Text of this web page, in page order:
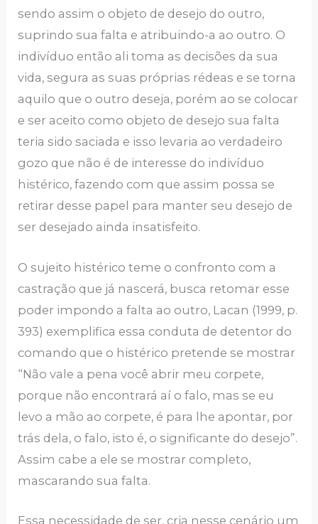
sendo assim o objeto de desejo do outro,
suprindo sua falta e atribuindo-a ao outro. O
indivíduo então ali toma as decisões da sua
vida, segura as suas próprias rédeas e se torna
aquilo que o outro deseja, porém ao se colocar
e ser aceito como objeto de desejo sua falta
teria sido saciada e isso levaria ao verdadeiro
gozo que não é de interesse do indivíduo
histérico, fazendo com que assim possa se
retirar desse papel para manter seu desejo de
ser desejado ainda insatisfeito.
O sujeito histérico teme o confronto com a
castração que já nascerá, busca retomar esse
poder impondo a falta ao outro, Lacan (1999, p.
393) exemplifica essa conduta de detentor do
comando que o histérico pretende se mostrar
“Não vale a pena você abrir meu corpete,
porque não encontrará aí o falo, mas se eu
levo a mão ao corpete, é para lhe apontar, por
trás dela, o falo, isto é, o significante do desejo”.
Assim cabe a ele se mostrar completo,
mascarando sua falta.
Essa necessidade de ser, cria nesse cenário um